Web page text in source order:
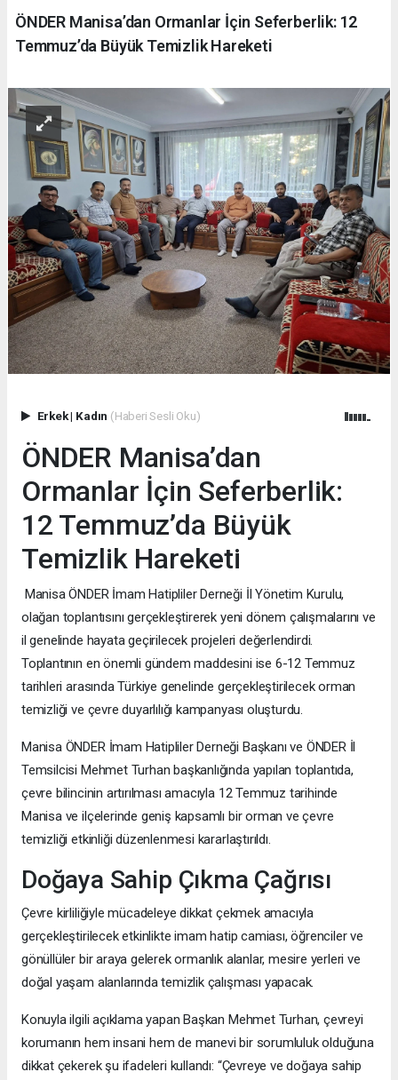
ÖNDER Manisa’dan Ormanlar İçin Seferberlik: 12
Temmuz’da Büyük Temizlik Hareketi
Erkek| Kadın (Haberi Sesli Oku)
ÖNDER Manisa’dan
Ormanlar İçin Seferberlik:
12 Temmuz’da Büyük
Temizlik Hareketi
Manisa ÖNDER İmam Hatipliler Derneği İl Yönetim Kurulu,
olağan toplantısını gerçekleştirerek yeni dönem çalışmalarını ve
il genelinde hayata geçirilecek projeleri değerlendirdi.
Toplantının en önemli gündem maddesini ise 6-12 Temmuz
tarihleri arasında Türkiye genelinde gerçekleştirilecek orman
temizliği ve çevre duyarlılığı kampanyası oluşturdu.
Manisa ÖNDER İmam Hatipliler Derneği Başkanı ve ÖNDER İl
Temsilcisi Mehmet Turhan başkanlığında yapılan toplantıda,
çevre bilincinin artırılması amacıyla 12 Temmuz tarihinde
Manisa ve ilçelerinde geniş kapsamlı bir orman ve çevre
temizliği etkinliği düzenlenmesi kararlaştırıldı.
Doğaya Sahip Çıkma Çağrısı
Çevre kirliliğiyle mücadeleye dikkat çekmek amacıyla
gerçekleştirilecek etkinlikte imam hatip camiası, öğrenciler ve
gönüllüler bir araya gelerek ormanlık alanlar, mesire yerleri ve
doğal yaşam alanlarında temizlik çalışması yapacak.
Konuyla ilgili açıklama yapan Başkan Mehmet Turhan, çevreyi
korumanın hem insani hem de manevi bir sorumluluk olduğuna
dikkat çekerek şu ifadeleri kullandı: “Çevreye ve doğaya sahip